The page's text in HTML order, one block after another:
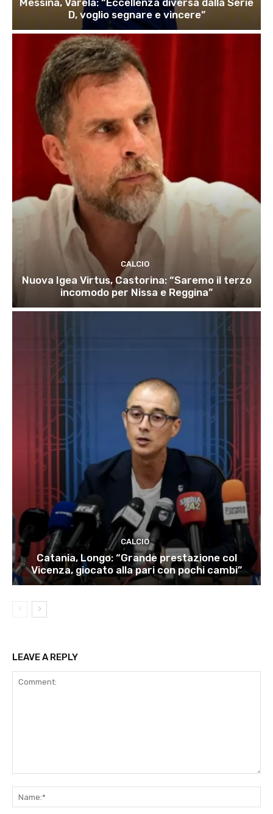
Messina, Varela: “Eccellenza diversa dalla Serie
D, voglio segnare e vincere”
CALCIO
Nuova Igea Virtus, Castorina: “Saremo il terzo
incomodo per Nissa e Reggina”
CALCIO
Catania, Longo: “Grande prestazione col
Vicenza, giocato alla pari con pochi cambi”
LEAVE A REPLY